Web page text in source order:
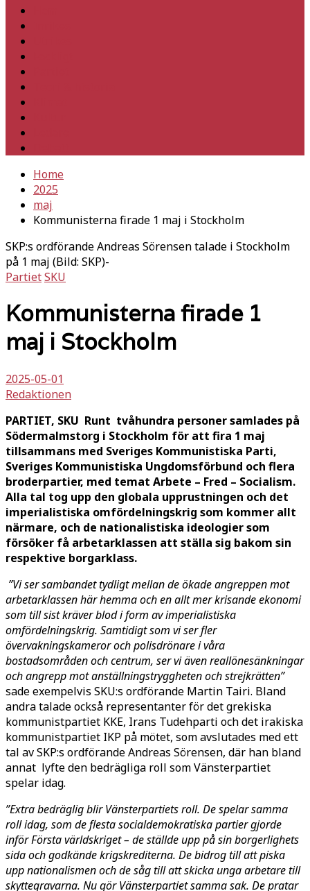
Home
2025
maj
Kommunisterna firade 1 maj i Stockholm
SKP:s ordförande Andreas Sörensen talade i Stockholm
på 1 maj (Bild: SKP)-
PartietSKU
Kommunisterna firade 1
maj i Stockholm
2025-05-01
Redaktionen
PARTIET, SKU Runt tvåhundra personer samlades på
Södermalmstorg i Stockholm för att fira 1 maj
tillsammans med Sveriges Kommunistiska Parti,
Sveriges Kommunistiska Ungdomsförbund och flera
broderpartier, med temat Arbete – Fred – Socialism.
Alla tal tog upp den globala upprustningen och det
imperialistiska omfördelningskrig som kommer allt
närmare, och de nationalistiska ideologier som
försöker få arbetarklassen att ställa sig bakom sin
respektive borgarklass.
”Vi ser sambandet tydligt mellan de ökade angreppen mot
arbetarklassen här hemma och en allt mer krisande ekonomi
som till sist kräver blod i form av imperialistiska
omfördelningskrig. Samtidigt som vi ser fler
övervakningskameror och polisdrönare i våra
bostadsområden och centrum, ser vi även reallönesänkningar
och angrepp mot anställningstryggheten och strejkrätten”
sade exempelvis SKU:s ordförande Martin Tairi. Bland
andra talade också representanter för det grekiska
kommunistpartiet KKE, Irans Tudehparti och det irakiska
kommunistpartiet IKP på mötet, som avslutades med ett
tal av SKP:s ordförande Andreas Sörensen, där han bland
annat lyfte den bedrägliga roll som Vänsterpartiet
spelar idag.
”Extra bedräglig blir Vänsterpartiets roll. De spelar samma
roll idag, som de flesta socialdemokratiska partier gjorde
inför Första världskriget – de ställde upp på sin borgerlighets
sida och godkände krigskrediterna. De bidrog till att piska
upp nationalismen och de såg till att skicka unga arbetare till
skyttegravarna. Nu gör Vänsterpartiet samma sak. De pratar